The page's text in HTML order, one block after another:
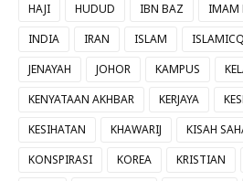
HAJI
HUDUD IBN BAZ
IMAM
INDIA
IRAN ISLAM
JENAYAH
JOHOR KAMPUS
KENYATAAN AKHBAR
KERJAYA
KESIHATAN
KHAWARIJ KISAH
KONSPIRASI
KOREA KRISTIAN